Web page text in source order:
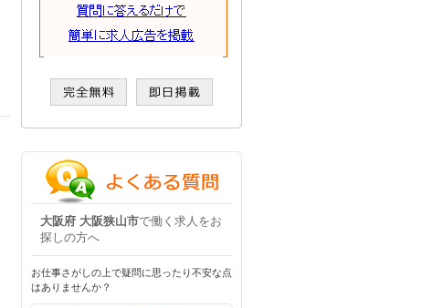
大阪府 大阪狭山市で働く求人をお
探しの方へ
お仕事さがしの上で疑問に思ったり不安な点
はありませんか？